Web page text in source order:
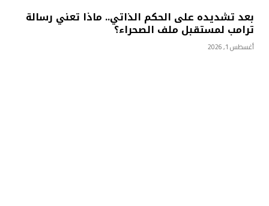
بعد تشديده على الحكم الذاتي.. ماذا تعني رسالة
ترامب لمستقبل ملف الصحراء؟
أغسطس 1, 2026